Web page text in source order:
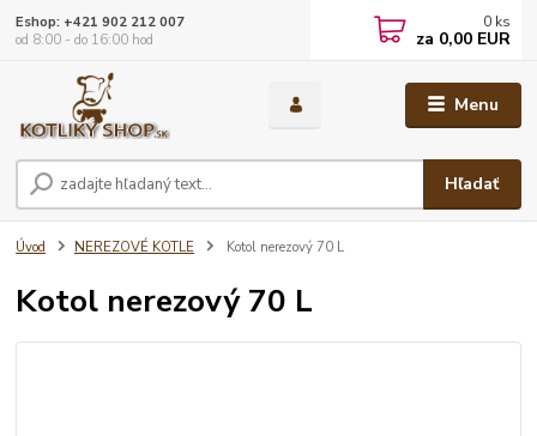
Menu
Hľadať
Eshop: +421 902 212 007
od 8:00 - do 16:00 hod
0 ks
za 0,00 EUR
Úvod NEREZOVÉ KOTLE Kotol nerezový 70 L
Kotol nerezový 70 L